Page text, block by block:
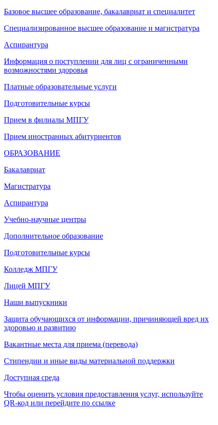
Базовое высшее образование, бакалавриат и специалитет
Специализированное высшее образование и магистратура
Аспирантура
Информация о поступлении для лиц с ограниченными
возможностями здоровья
Платные образовательные услуги
Подготовительные курсы
Прием в филиалы МПГУ
Прием иностранных абитуриентов
ОБРАЗОВАНИЕ
Бакалавриат
Магистратура
Аспирантура
Учебно-научные центры
Дополнительное образование
Подготовительные курсы
Колледж МПГУ
Лицей МПГУ
Наши выпускники
Защита обучающихся от информации, причиняющей вред их
здоровью и развитию
Вакантные места для приема (перевода)
Стипендии и иные виды материальной поддержки
Доступная среда
Чтобы оценить условия предоставления услуг, используйте
QR-код или перейдите по ссылке